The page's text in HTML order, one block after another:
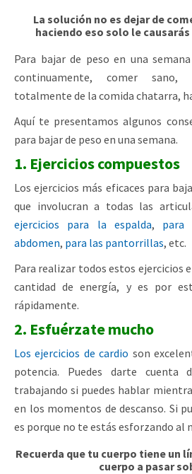
La solución no es dejar de
haciendo eso solo le
Para bajar de peso en una
continuamente, comer sano,
totalmente de la comida chatarra,
Aquí te presentamos algunos
para bajar de peso en una semana.
1. Ejercicios compuestos
Los ejercicios más eficaces para
que involucran a todas las
ejercicios para la espalda, para
abdomen, para las pantorrillas, etc.
Para realizar todos estos ejercicios
cantidad de energía, y es por
rápidamente.
2. Esfuérzate mucho
Los ejercicios de cardio son
potencia. Puedes darte cuenta
trabajando si puedes hablar
en los momentos de descanso. Si
es porque no te estás esforzando al
Recuerda que tu cuerpo tiene un
cuerpo a pasar